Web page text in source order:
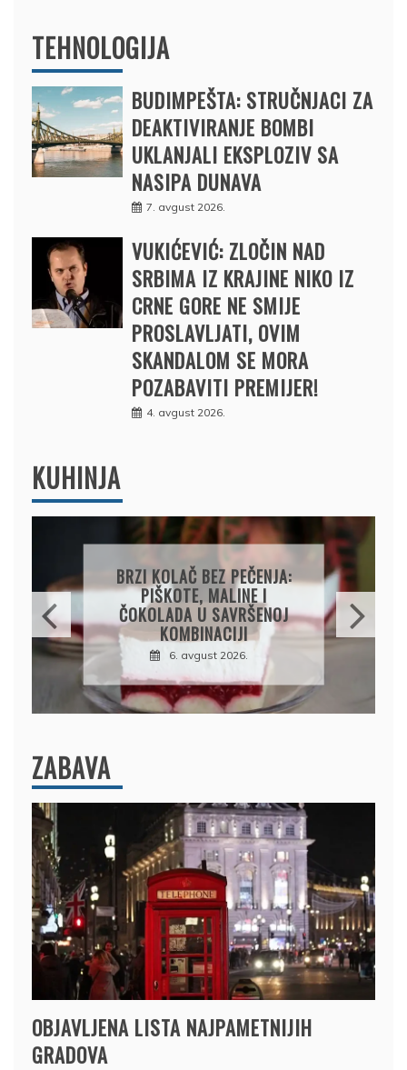
TEHNOLOGIJA
BUDIMPEŠTA: STRUČNJACI ZA
DEAKTIVIRANJE BOMBI
UKLANJALI EKSPLOZIV SA
NASIPA DUNAVA
7. avgust 2026.
VUKIĆEVIĆ: ZLOČIN NAD
SRBIMA IZ KRAJINE NIKO IZ
CRNE GORE NE SMIJE
PROSLAVLJATI, OVIM
SKANDALOM SE MORA
POZABAVITI PREMIJER!
4. avgust 2026.
KUHINJA
PAPRIKE SA MESOM I
PIRINČEM NA KAŠIKU:
SOČAN I JEDNOSTAVAN
RUČAK IZ JEDNE ŠERPE
7. avgust 2026.
ZABAVA
OBJAVLJENA LISTA NAJPAMETNIJIH
GRADOVA